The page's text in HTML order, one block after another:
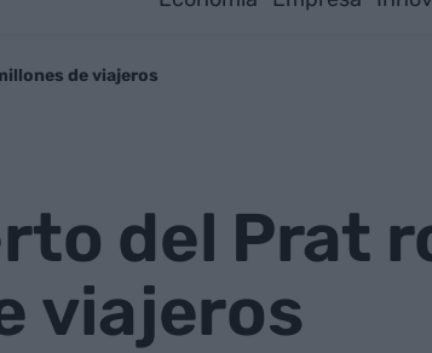
de viajeros
del Prat
viajeros